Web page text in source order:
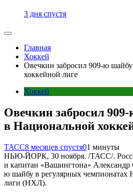
3 дня спустя
Главная
Хоккей
Овечкин забросил 909-ю
хоккейной лиге
Хоккей
Овечкин забросил
в Национальной
ТАСС8 месяцев спустя01 минуты
НЬЮ-ЙОРК, 30 ноября. /ТАСС/.
и капитан «Вашингтона» Александр
ю шайбу в регулярных чемпионатах
лиги (НХЛ).